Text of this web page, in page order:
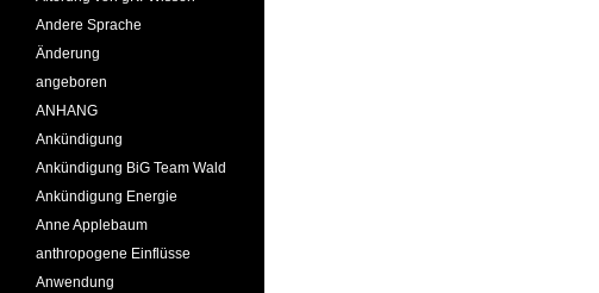
Andere Sprache
Änderung
angeboren
ANHANG
Ankündigung
Ankündigung BiG Team Wald
Ankündigung Energie
Anne Applebaum
anthropogene Einflüsse
Anwendung